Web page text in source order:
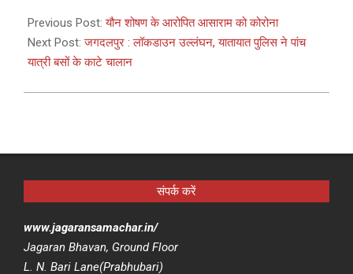
05-
06
Previous Post:यौन शोषण के आरोपित आसाराम को कोरोना
Next Post:जगदलपुर : लॉकडाउन उल्लंघन, यातायात पुलिस ने पांच
यात्री बसों के काटे चालान
संपर्क करें
www.jagaransamachar.in/
Jagaran Bhavan, Ground Floor
L. N. Bari Lane(Prabhubari)